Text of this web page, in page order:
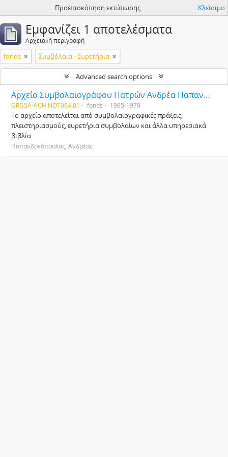
Προεπισκόπηση εκτύπωσης Κλείσιμο
Εμφανίζει 1 αποτελέσματα
Αρχειακή περιγραφή
fonds Συμβόλαια - Ευρετήρια
Advanced search options
Αρχείο Συμβολαιογράφου Πατρών Ανδρέα Παπανδρεόπουλου
GRGSA-ACH NOT064.01 fonds 1965-1979
Το αρχείο αποτελείται από συμβολαιογραφικές πράξεις,
πλειστηριασμούς, ευρετήρια συμβολαίων και άλλα υπηρεσιακά
βιβλία.
Παπανδρεόπουλος, Ανδρέας